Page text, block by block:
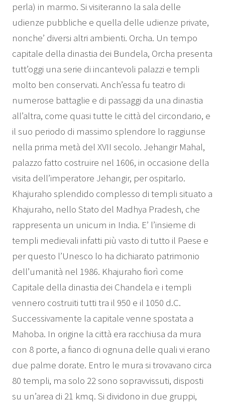
perla) in marmo. Si visiteranno la sala delle
udienze pubbliche e quella delle udienze private,
nonche’ diversi altri ambienti. Orcha. Un tempo
capitale della dinastia dei Bundela, Orcha presenta
tutt’oggi una serie di incantevoli palazzi e templi
molto ben conservati. Anch’essa fu teatro di
numerose battaglie e di passaggi da una dinastia
all’altra, come quasi tutte le città del circondario, e
il suo periodo di massimo splendore lo raggiunse
nella prima metà del XVII secolo. Jehangir Mahal,
palazzo fatto costruire nel 1606, in occasione della
visita dell’imperatore Jehangir, per ospitarlo.
Khajuraho splendido complesso di templi situato a
Khajuraho, nello Stato del Madhya Pradesh, che
rappresenta un unicum in India. E’ l’insieme di
templi medievali infatti più vasto di tutto il Paese e
per questo l’Unesco lo ha dichiarato patrimonio
dell’umanità nel 1986. Khajuraho fiorì come
Capitale della dinastia dei Chandela e i templi
vennero costruiti tutti tra il 950 e il 1050 d.C.
Successivamente la capitale venne spostata a
Mahoba. In origine la città era racchiusa da mura
con 8 porte, a fianco di ognuna delle quali vi erano
due palme dorate. Entro le mura si trovavano circa
80 templi, ma solo 22 sono sopravvissuti, disposti
su un’area di 21 kmq. Si dividono in due gruppi,